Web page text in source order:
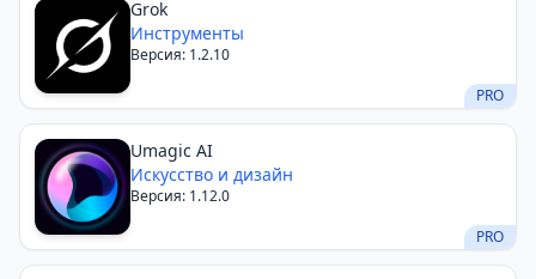
Grok
Инструменты
Версия: 1.2.10
PRO
Umagic AI
Искусство и дизайн
Версия: 1.12.0
PRO